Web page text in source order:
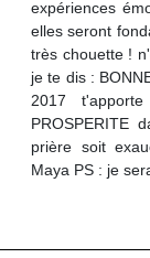
expériences
elles seront
très chouette !
je te dis :
2017
PROSPERITE
prière soit
Maya PS : je